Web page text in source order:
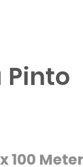
100 Meter